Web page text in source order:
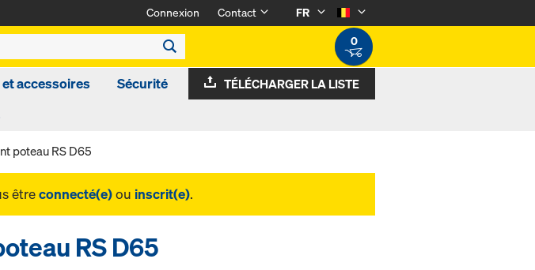
Connexion Contact
FR
0
accessoires
Sécurité
TÉLÉCHARGER LA LISTE
poteau RS D65
êtreconnecté(e)ou inscrit(e).
RS D65